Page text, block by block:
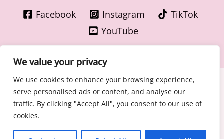
We value your privacy
We use cookies to enhance your browsing experience,
serve personalised ads or content, and analyse our
traffic. By clicking "Accept All", you consent to our use of
cookies.
Facebook Instagram
TikTok
YouTube
Copyright © 2026 LaMiaGinecologa.com - Dott.ssa Cinzia
Pajoncini - Specialista in Ostetricia e Ginecologia
P.IVA 15400091003 – n° Ordine Medici di Roma 30776 del